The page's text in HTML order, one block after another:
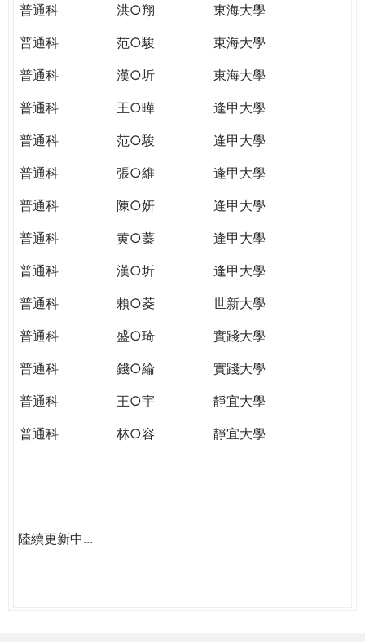
普通科
洪○翔
東海大學
普通科
范○駿
東海大學
普通科
漢○圻
東海大學
普通科
王○曄
逢甲大學
普通科
范○駿
逢甲大學
普通科
張○維
逢甲大學
普通科
陳○妍
逢甲大學
普通科
黄○蓁
逢甲大學
普通科
漢○圻
逢甲大學
普通科
賴○菱
世新大學
普通科
盛○琦
實踐大學
普通科
錢○綸
實踐大學
普通科
王○宇
靜宜大學
普通科
林○容 靜宜大學
陸續更新中...